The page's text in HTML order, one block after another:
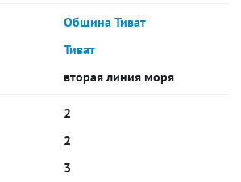
Община Тиват
Тиват
вторая линия моря
2
2
3